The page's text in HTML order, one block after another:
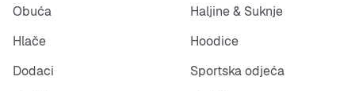
Obuća
Haljine & Suknje
Hlače
Hoodice
Dodaci
Sportska odjeća